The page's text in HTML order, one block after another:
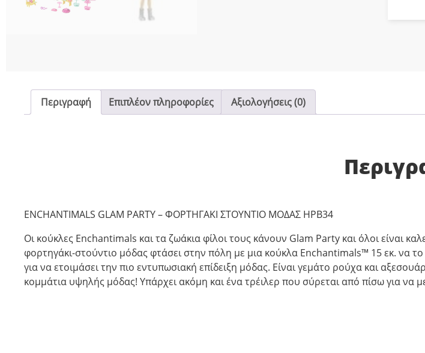
Περιγραφή Επιπλέον πληροφορίες Αξιολογήσεις (0)
ENCHANTIMALS GLAM PARTY – ΦΟΡΤΗΓΑΚΙ ΣΤΟΥΝΤΙΟ ΜΟΔΑΣ HPB34
Οι κούκλες Enchantimals και τα ζωάκια φίλοι τους κάνουν Glam Party και όλοι είναι
φορτηγάκι-στούντιο μόδας φτάσει στην πόλη με μια κούκλα Enchantimals™ 15 εκ. να
για να ετοιμάσει την πιο εντυπωσιακή επίδειξη μόδας. Είναι γεμάτο ρούχα και
κομμάτια υψηλής μόδας! Υπάρχει ακόμη και ένα τρέιλερ που σύρεται από πίσω για να